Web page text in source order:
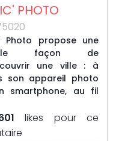
PHOTO
Photo propose une
façon de
une ville : à
son appareil photo
smartphone, au fil
likes pour ce